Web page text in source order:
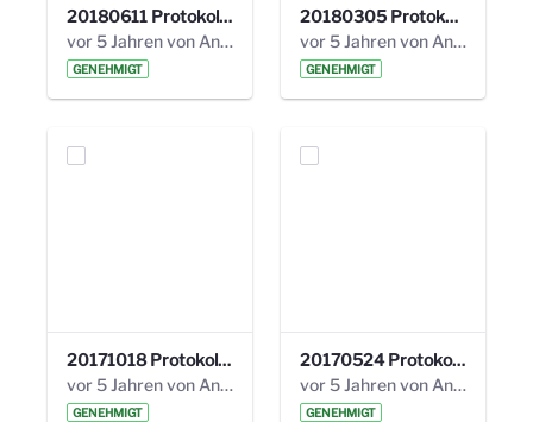
20180611 Protokoll 23. Steuerungskreis.pdf
vor 5 Jahren von Anni Schlumberger
GENEHMIGT
20180305 Protokoll 22. Steuerungskreis.pdf
vor 5 Jahren von Anni Schlumberger
GENEHMIGT
20171018 Protokoll 21. Steuerungskreis.pdf
vor 5 Jahren von Anni Schlumberger
GENEHMIGT
20170524 Protokoll 20. Steuerungskreis.pdf
vor 5 Jahren von Anni Schlumberger
GENEHMIGT